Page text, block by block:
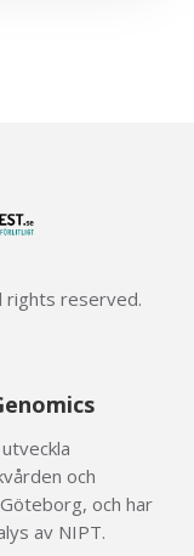
rights reserved.
och
och har
av NIPT.